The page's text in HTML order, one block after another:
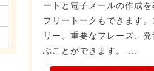
ートと電子メールの作成
フリートークもできます
リー、重要なフレーズ、
ぶことができます。 ...